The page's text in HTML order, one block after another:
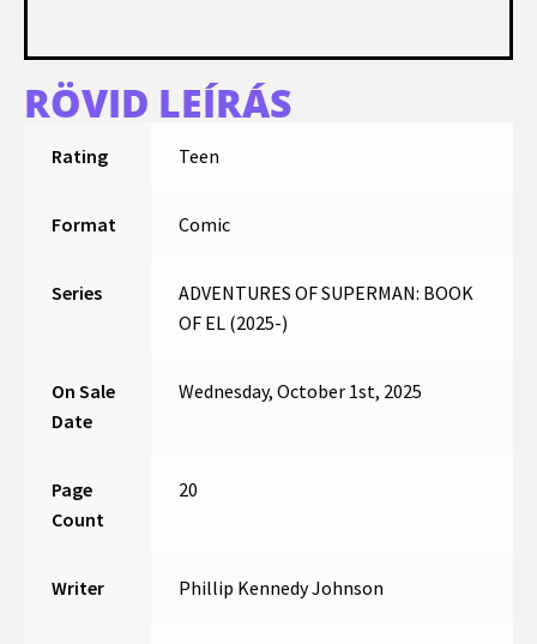
RÖVID LEÍRÁS
Rating Teen
Format Comic
Series
ADVENTURES OF SUPERMAN: BOOK
OF EL (2025-)
On Sale
Date
Wednesday, October 1st, 2025
Page
Count
20
Writer Phillip Kennedy Johnson